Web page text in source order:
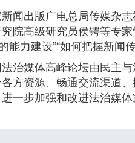
出版广电总局传媒杂志
院高级研究员侯锷等专
能力建设”“如何把握新闻
媒体高峰论坛由民主与
方资源、畅通交流渠道
一步加强和改进法治媒